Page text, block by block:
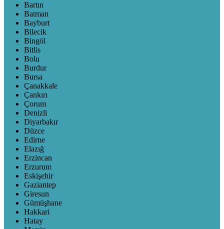
Bartın
Batman
Bayburt
Bilecik
Bingöl
Bitlis
Bolu
Burdur
Bursa
Çanakkale
Çankırı
Çorum
Denizli
Diyarbakır
Düzce
Edirne
Elazığ
Erzincan
Erzurum
Eskişehir
Gaziantep
Giresun
Gümüşhane
Hakkari
Hatay